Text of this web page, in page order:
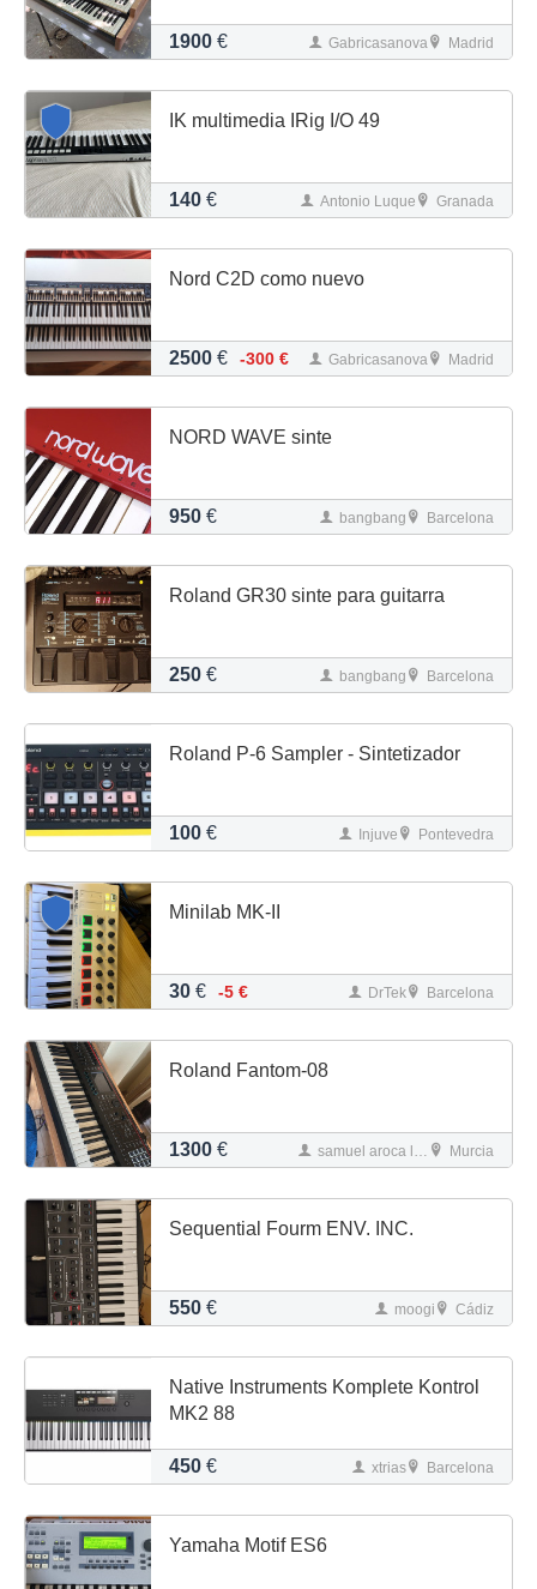
1900 € Gabricasanova Madrid
IK multimedia IRig I/O 49
140 € Antonio Luque Granada
Nord C2D como nuevo
2500 € -300 € Gabricasanova Madrid
NORD WAVE sinte
950 € bangbang Barcelona
Roland GR30 sinte para guitarra
250 € bangbang Barcelona
Roland P-6 Sampler - Sintetizador
100 € Injuve Pontevedra
Minilab MK-II
30 € -5 € DrTek Barcelona
Roland Fantom-08
1300 € samuel aroca lopez Murcia
Sequential Fourm ENV. INC.
550 € moogi Cádiz
Native Instruments Komplete Kontrol
MK2 88
450 € xtrias Barcelona
Yamaha Motif ES6